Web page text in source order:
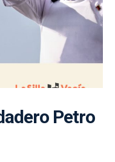
Petro